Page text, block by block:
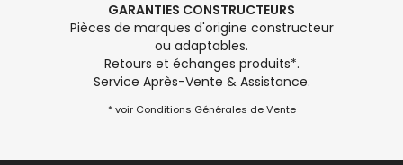
GARANTIES CONSTRUCTEURS
Pièces de marques d'origine constructeur
ou adaptables.
Retours et échanges produits*.
Service Après-Vente & Assistance.
* voir Conditions Générales de Vente